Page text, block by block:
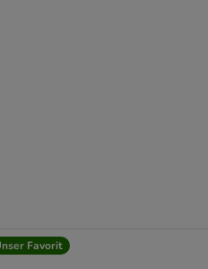
Favorit